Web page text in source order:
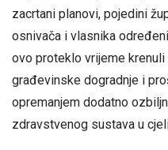
zacrtani planovi, pojedini
osnivača i vlasnika
ovo proteklo vrijeme
građevinske dogradnje i
opremanjem dodatno
zdravstvenog sustava u